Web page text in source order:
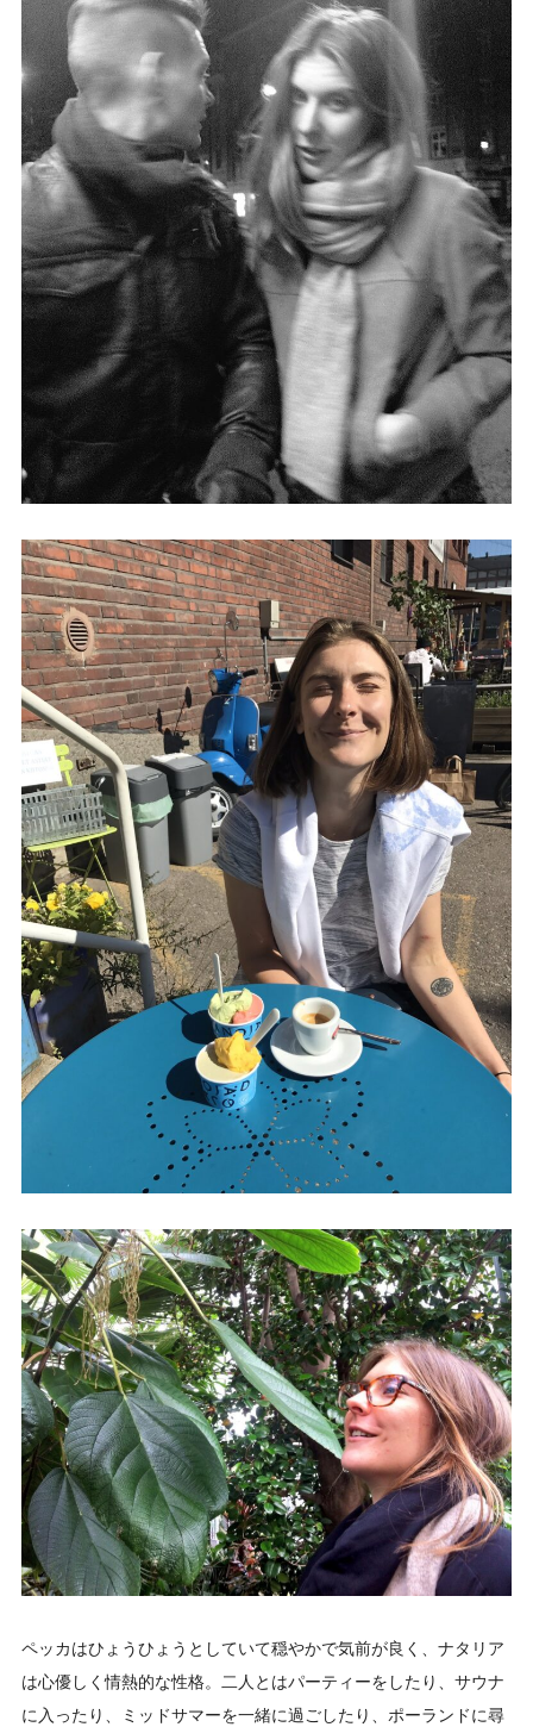
ペッカはひょうひょうとしていて穏やかで気前が良く、ナタリア
は心優しく情熱的な性格。二人とはパーティーをしたり、サウナ
に入ったり、ミッドサマーを一緒に過ごしたり、ポーランドに尋